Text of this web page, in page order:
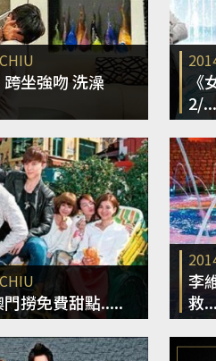
坐強吻 洗澡
《
2/
撈免費甜點.....
李
救